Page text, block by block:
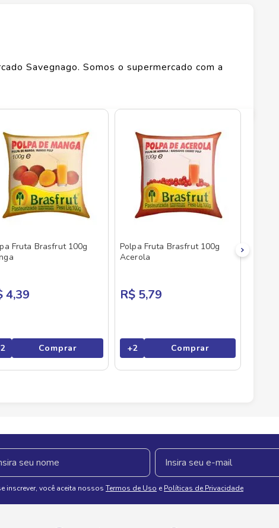
Comprimento 1
Savegnago. Somos o supermercado com a
Fruta Brasfrut 100g
4,39
2 Comprar
Polpa Fruta Brasfrut 100g
Acerola
R$ 5,79
+2 Comprar
inscrever, você aceita nossos Termos de Uso e Políticas de Privacidade